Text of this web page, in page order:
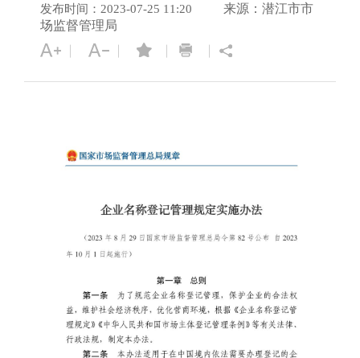
发布时间：2023-07-25 11:20
来源：潜江市市
场监督管理局